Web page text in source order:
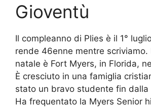
Gioventù
Il compleanno di Plies è il 1°
rende 46enne mentre scriviamo.
natale è Fort Myers, in Florida,
È cresciuto in una famiglia
stato un bravo studente fin dalla
Ha frequentato la Myers Senior